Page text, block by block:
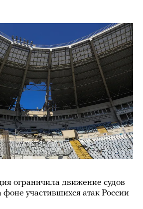
ограничила движение судов
участившихся атак России